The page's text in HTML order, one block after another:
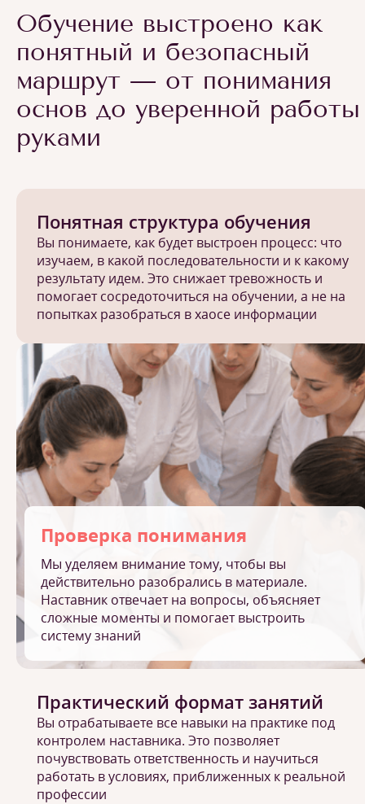
Обучение выстроено как
понятный и безопасный
маршрут — от понимания
основ до уверенной работы
руками
Понятная структура обучения
Вы понимаете, как будет выстроен процесс: что
изучаем, в какой последовательности и к какому
результату идем. Это снижает тревожность и
помогает сосредоточиться на обучении, а не на
попытках разобраться в хаосе информации
Проверка понимания
Мы уделяем внимание тому, чтобы вы
действительно разобрались в материале.
Наставник отвечает на вопросы, объясняет
сложные моменты и помогает выстроить
систему знаний
Практический формат занятий
Вы отрабатываете все навыки на практике под
контролем наставника. Это позволяет
почувствовать ответственность и научиться
работать в условиях, приближенных к реальной
профессии